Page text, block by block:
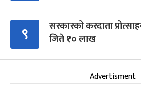
९
सरकारको करदाता
जिते १० लाख
Advertisment